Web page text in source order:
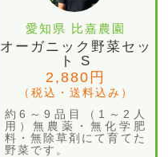
愛知県 比嘉農園
オーガニック野菜セッ
ト S
2,880円
（税込・送料込み）
約6～9品目（1～2人
用）無農薬・無化学肥
料・無除草剤にて育てた
野菜です。